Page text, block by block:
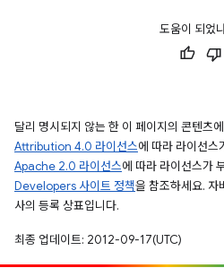
도움이 되었
달리 명시되지 않는 한 이 페이지의 콘텐츠
Attribution 4.0 라이선스에 따라 라이선스
Apache 2.0 라이선스에 따라 라이선스가
Developers 사이트 정책을 참조하세요.
사의 등록 상표입니다.
최종 업데이트: 2012-09-17(UTC)